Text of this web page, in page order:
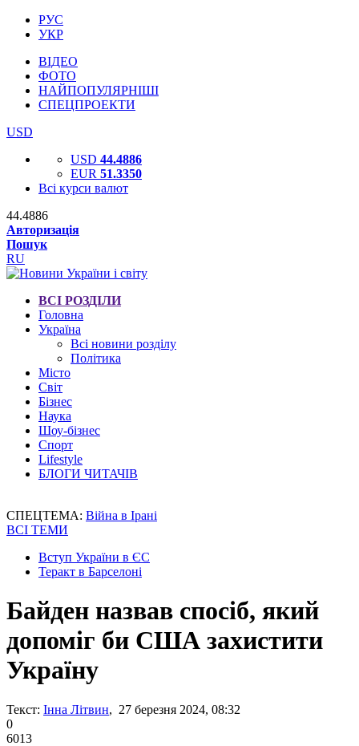
РУС
УКР
ВІДЕО
ФОТО
НАЙПОПУЛЯРНІШІ
СПЕЦПРОЕКТИ
USD
USD 44.4886
EUR 51.3350
Всі курси валют
44.4886
Авторизація
Пошук
RU
ВСІ РОЗДІЛИ
Головна
Україна
Всі новини розділу
Політика
Місто
Світ
Бізнес
Наука
Шоу-бізнес
Спорт
Lifestyle
БЛОГИ ЧИТАЧІВ
СПЕЦТЕМА: Війна в Ірані
ВСІ ТЕМИ
Вступ України в ЄС
Теракт в Барселоні
Байден назвав спосіб, який
допоміг би США захистити
Україну
Текст: Інна Літвин, 27 березня 2024, 08:32
0
6013